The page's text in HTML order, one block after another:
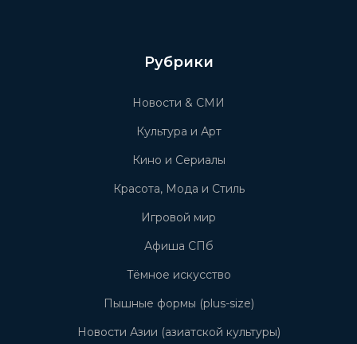
Рубрики
Новости & СМИ
Культура и Арт
Кино и Сериалы
Красота, Мода и Стиль
Игровой мир
Афиша СПб
Тёмное искусство
Пышные формы (plus-size)
Новости Азии (азиатской культуры)